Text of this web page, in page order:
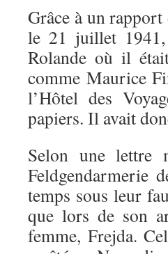
Grâce à un
le 21 juillet 1941,
Rolande où il
comme Maurice
l’Hôtel des
papiers. Il avait
Selon une lettre
Feldgendarmerie
temps sous leur
que lors de son
femme, Frejda.